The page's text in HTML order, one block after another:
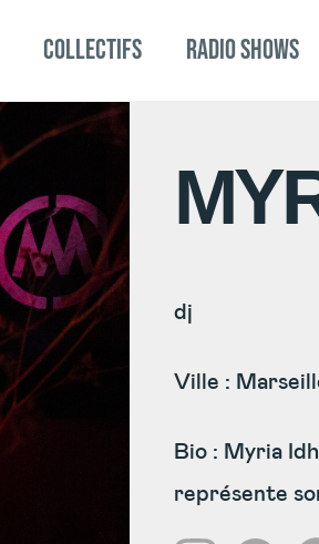
Collectifs RADIO SHOWS
dj
Ville :
Bio : Myria
représente